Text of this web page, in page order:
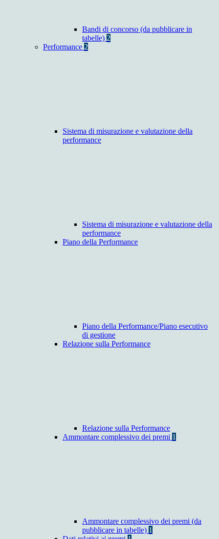
Bandi di concorso (da pubblicare in
tabelle) 2
Performance 2
Sistema di misurazione e valutazione della
performance
Sistema di misurazione e valutazione della
performance
Piano della Performance
Piano della Performance/Piano esecutivo
di gestione
Relazione sulla Performance
Relazione sulla Performance
Ammontare complessivo dei premi 1
Ammontare complessivo dei premi (da
pubblicare in tabelle) 1